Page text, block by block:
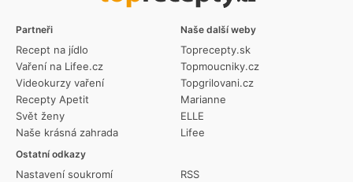
Partneři
Recept na jídlo
Vaření na Lifee.cz
Videokurzy vaření
Recepty Apetit
Svět ženy
Naše krásná zahrada
Ostatní odkazy
Nastavení soukromí
RSS
Naše další weby
Toprecepty.sk
Topmoucniky.cz
Topgrilovani.cz
Marianne
ELLE
Lifee